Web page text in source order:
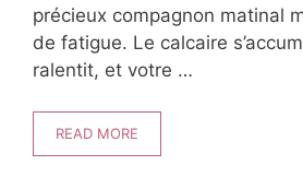
précieux compagnon matinal
de fatigue. Le calcaire
ralentit, et votre …
READ MORE